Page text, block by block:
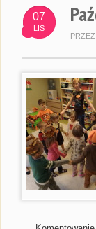
07
LIS
PRZEZ